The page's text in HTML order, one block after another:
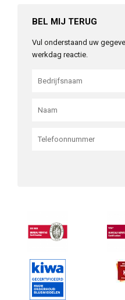
BEL MIJ TERUG
Vul onderstaand uw
werkdag reactie.